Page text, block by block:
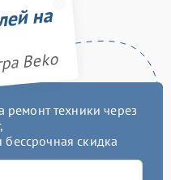
на
Beko
техники через
бессрочная скидка